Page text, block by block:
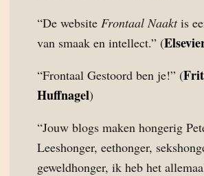
“De website Frontaal Naaktis
van smaak en intellect.” (
“Frontaal Gestoord ben je!” (
Huffnagel)
“Jouw blogs maken hongerig
Leeshonger, eethonger,
geweldhonger, ik heb het